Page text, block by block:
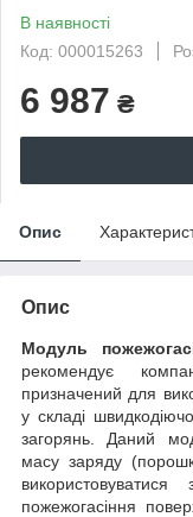
В наявності
Код: 000015263
6 987 ₴
Опис
Опис
Модуль
рекомендує
призначений для
у складі
загорянь. Даний
масу заряду
пожежогасіння